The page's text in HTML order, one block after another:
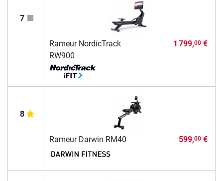
7
Rameur NordicTrack
RW900
1 799,00€
8
Rameur Darwin RM40 599,00€